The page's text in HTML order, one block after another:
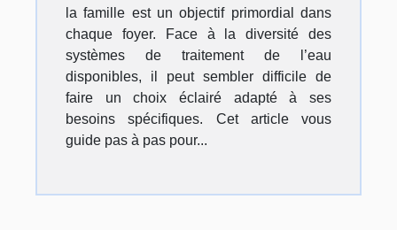
la famille est un objectif primordial dans
chaque foyer. Face à la diversité des
systèmes de traitement de l’eau
disponibles, il peut sembler difficile de
faire un choix éclairé adapté à ses
besoins spécifiques. Cet article vous
guide pas à pas pour...